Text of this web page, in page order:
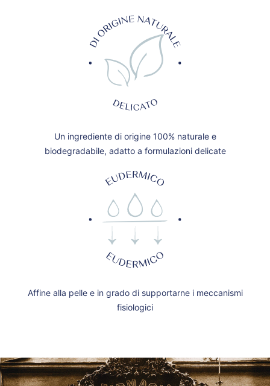
Un ingrediente di origine 100% naturale e
biodegradabile, adatto a formulazioni delicate
Affine alla pelle e in grado di supportarne i meccanismi
fisiologici